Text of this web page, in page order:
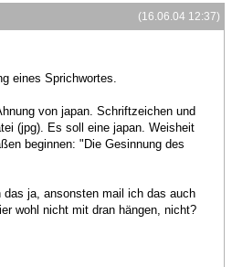
(16.06.04 12:37)
eines Sprichwortes.
von japan. Schriftzeichen und
(jpg). Es soll eine japan. Weisheit
beginnen: "Die Gesinnung des
ja, ansonsten mail ich das auch
wohl nicht mit dran hängen, nicht?